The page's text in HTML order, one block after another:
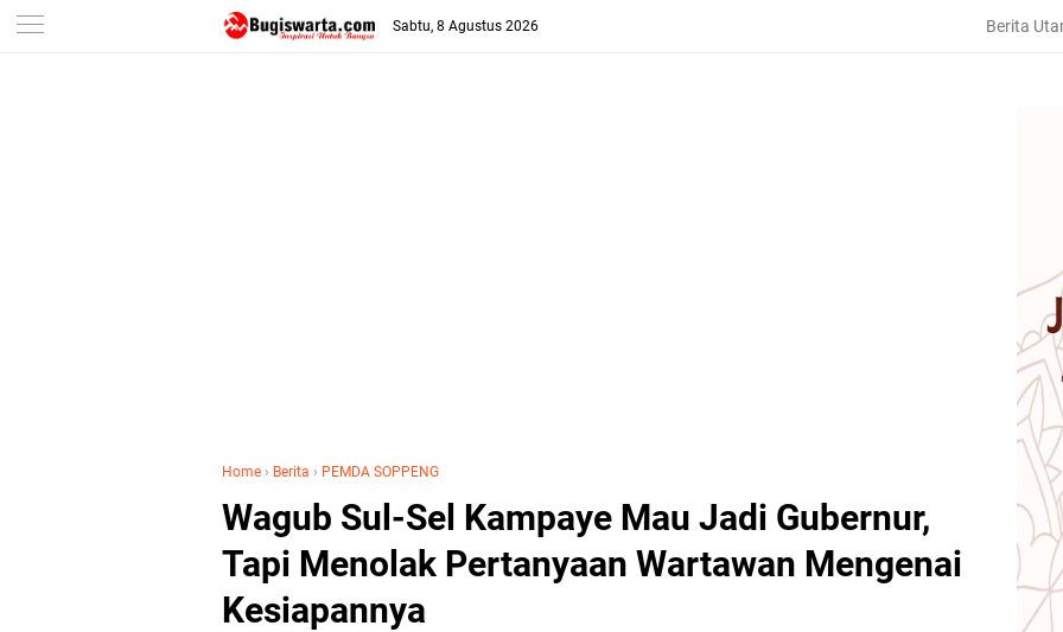
-->
Sabtu, 8 Agustus 2026 Berita
Home › Berita › PEMDA SOPPENG
Wagub Sul-Sel Kampaye Mau Jadi Gubernur,
Tapi Menolak Pertanyaan Wartawan Mengenai
Kesiapannya